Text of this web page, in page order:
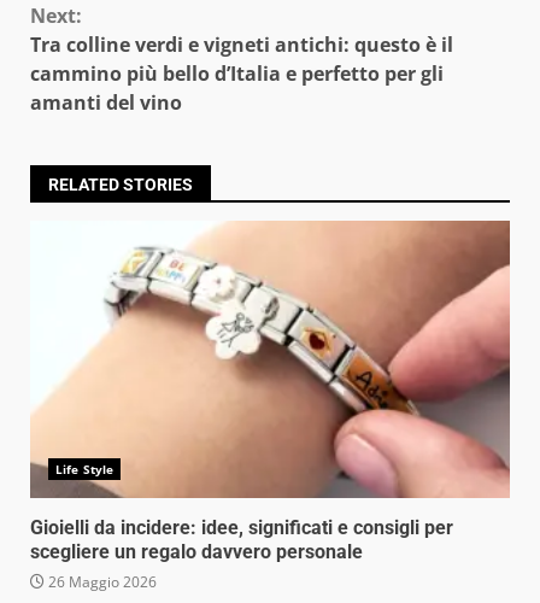
Next:
Tra colline verdi e vigneti antichi: questo è il
cammino più bello d’Italia e perfetto per gli
amanti del vino
RELATED STORIES
Life Style
Gioielli da incidere: idee, significati e consigli per
scegliere un regalo davvero personale
26 Maggio 2026